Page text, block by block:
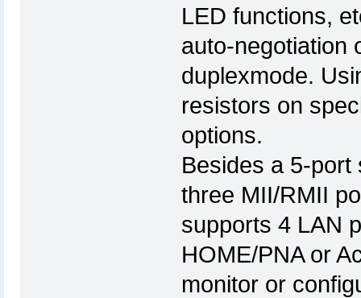
LED functions,
auto-negotiation
duplexmode.
resistors on
options.
Besides a 5-port
three MII/RMII
supports 4 LAN
HOME/PNA or
monitor or